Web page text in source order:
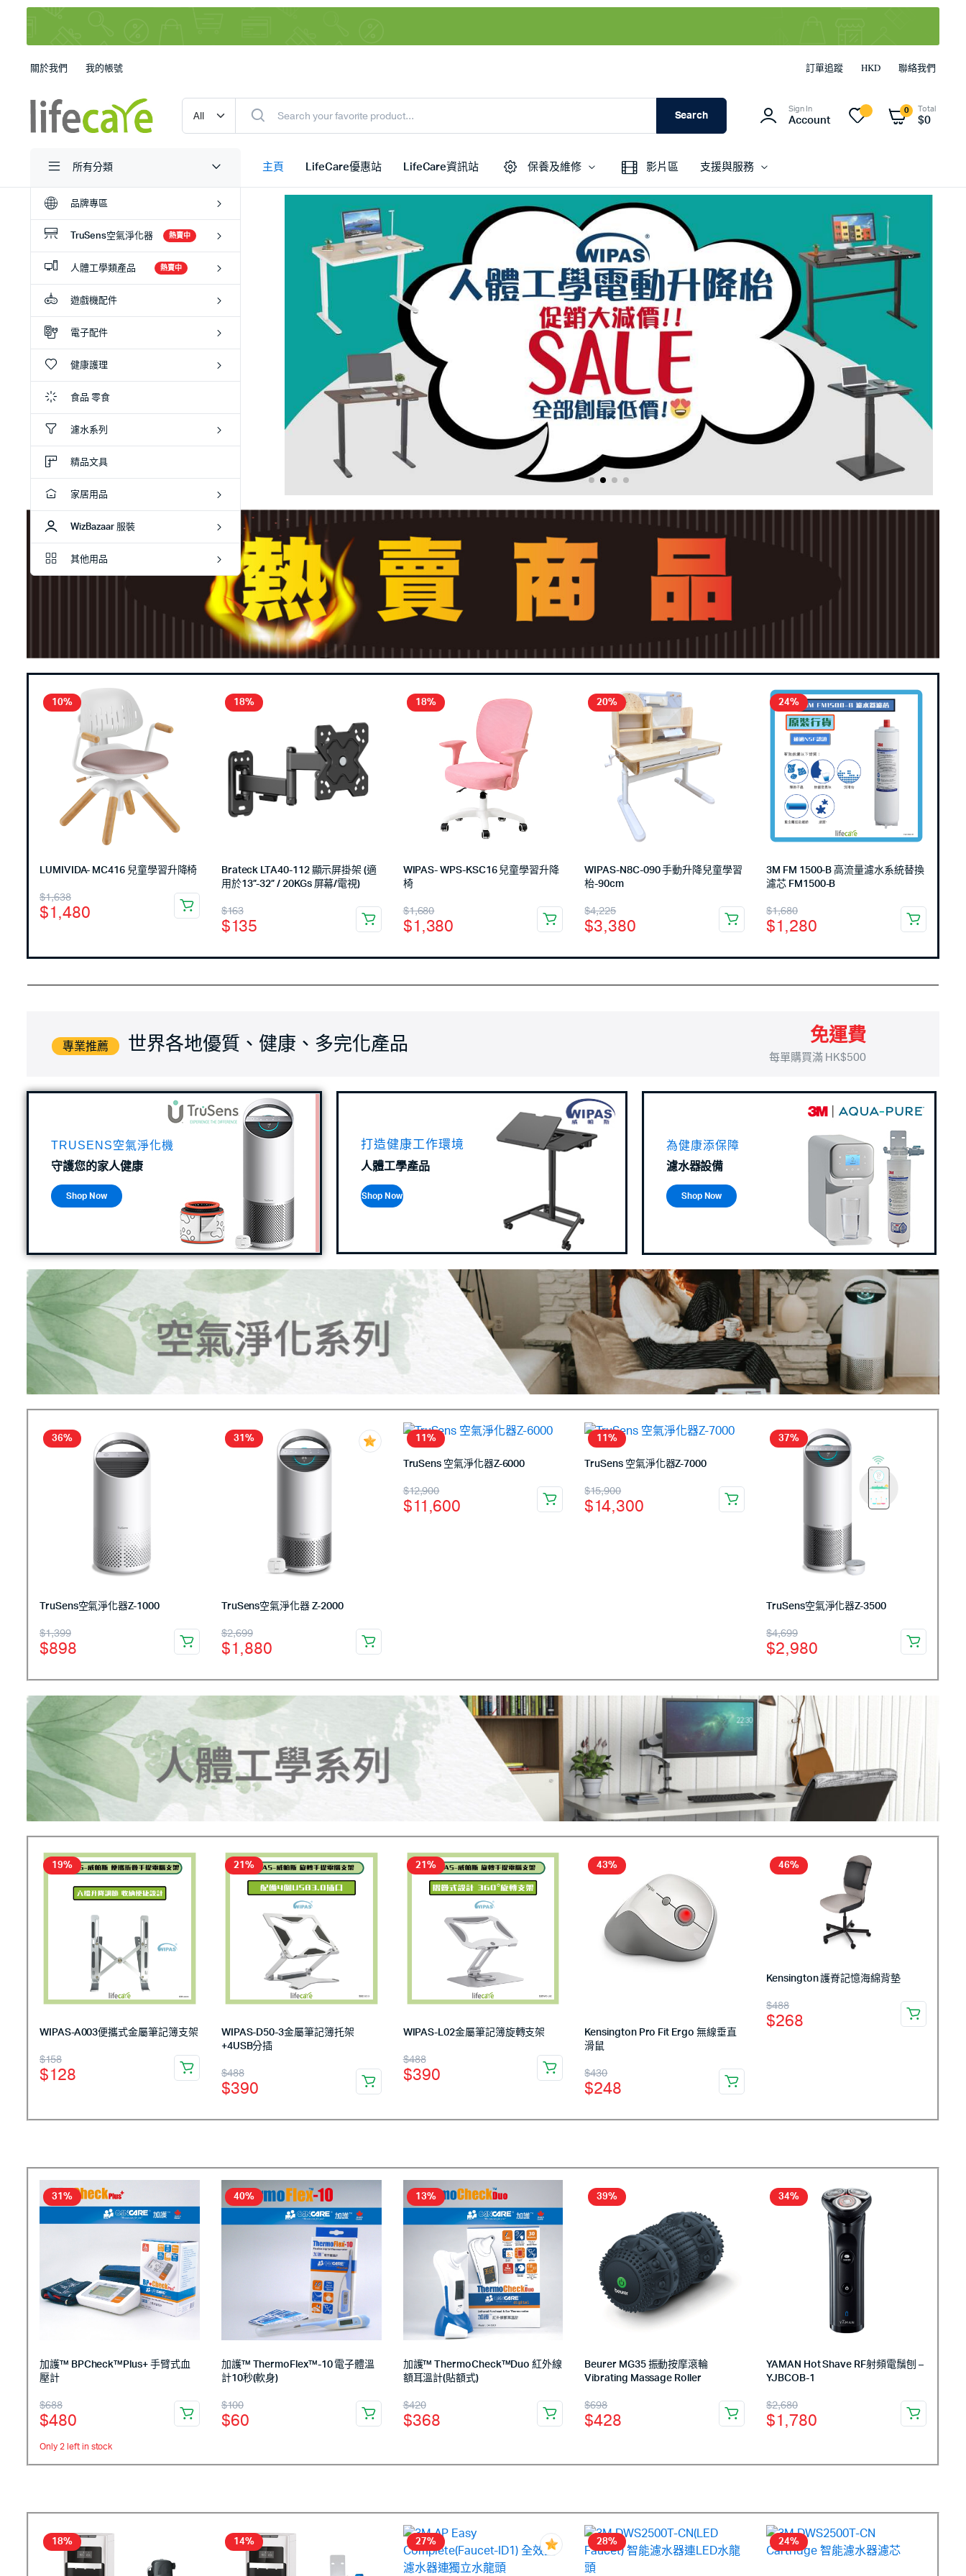
關於我們 我的帳號 訂單追蹤 HKD 聯絡我們
Search
Sign In
Account
0 Total
$0
所有分類
品牌專區
TruSens空氣淨化器 熱賣中
人體工學類產品 熱賣中
遊戲機配件
電子配件
健康護理
食品 零食
濾水系列
精品文具
家居用品
WizBazaar 服裝
其他用品
主頁 LifeCare優惠站 LifeCare資訊站 保養及維修 影片區 支援與服務
10%
LUMIVIDA- MC416 兒童學習升降椅
$1,638
$1,480
18%
Brateck LTA40-112 顯示屏掛架 (適
用於13”-32” / 20KGs 屏幕/電視)
$163
$135
18%
WIPAS- WPS-KSC16 兒童學習升降
椅
$1,680
$1,380
20%
WIPAS-N8C-090 手動升降兒童學習
枱-90cm
$4,225
$3,380
24%
3M FM 1500-B 高流量濾水系統替換
濾芯 FM1500-B
$1,680
$1,280
專業推薦 世界各地優質、健康、多完化產品 免運費
每單購買滿 HK$500
TRUSENS空氣淨化機
守護您的家人健康
Shop Now
打造健康工作環境
人體工學產品
Shop Now
為健康添保障
濾水器設備
Shop Now
36%
TruSens空氣淨化器Z-1000
$1,399
$898
31%
TruSens空氣淨化器 Z-2000
$2,699
$1,880
11%
TruSens 空氣淨化器Z-6000
$12,900
$11,600
11%
TruSens 空氣淨化器Z-7000
$15,900
$14,300
37%
TruSens空氣淨化器Z-3500
$4,699
$2,980
19%
WIPAS-A003便攜式金屬筆記簿支架
$158
$128
21%
WIPAS-D50-3金屬筆記簿托架
+4USB分插
$488
$390
21%
WIPAS-L02金屬筆記簿旋轉支架
$488
$390
43%
Kensington Pro Fit Ergo 無線垂直
滑鼠
$430
$248
46%
Kensington 護脊記憶海綿背墊
$488
$268
31%
加護™ BPCheck™Plus+ 手臂式血
壓計
$688
$480
Only 2 left in stock
40%
加護™ ThermoFlex™-10 電子體溫
計10秒(軟身)
$100
$60
13%
加護™ ThermoCheck™Duo 紅外線
額耳溫計(貼額式)
$420
$368
39%
Beurer MG35 振動按摩滾輪
Vibrating Massage Roller
$698
$428
34%
YAMAN Hot Shave RF射頻電鬚刨 –
YJBCOB-1
$2,680
$1,780
18% 14% 27% 28% 24%